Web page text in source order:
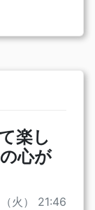
楽し
心が
火） 21:46